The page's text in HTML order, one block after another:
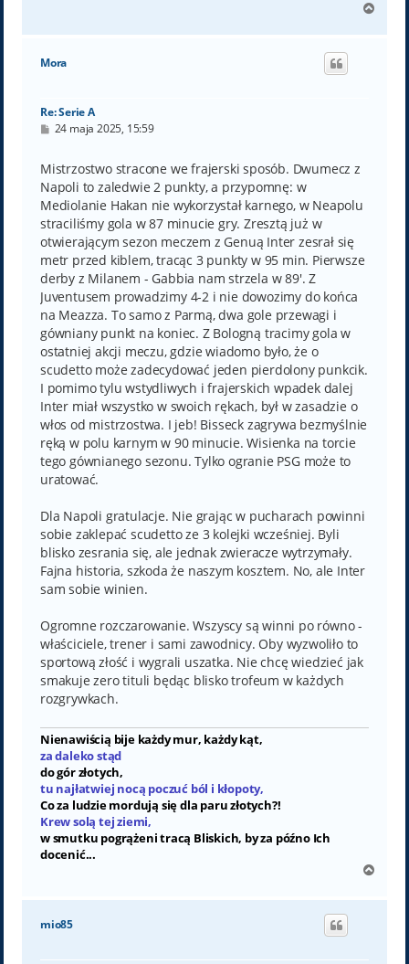
g
Mora
Re: Serie A
P
t
24 maja 2025, 15:59
Mistrzostwo stracone we frajerski sposób. Dwumecz z
Napoli to zaledwie 2 punkty, a przypomnę: w
Mediolanie Hakan nie wykorzystał karnego, w Neapolu
straciliśmy gola w 87 minucie gry. Zresztą już w
otwierającym sezon meczem z Genuą Inter zesrał się
metr przed kiblem, tracąc 3 punkty w 95 min. Pierwsze
derby z Milanem - Gabbia nam strzela w 89'. Z
Juventusem prowadzimy 4-2 i nie dowozimy do końca
na Meazza. To samo z Parmą, dwa gole przewagi i
gówniany punkt na koniec. Z Bologną tracimy gola w
ostatniej akcji meczu, gdzie wiadomo było, że o
scudetto może zadecydować jeden pierdolony punkcik.
I pomimo tylu wstydliwych i frajerskich wpadek dalej
Inter miał wszystko w swoich rękach, był w zasadzie o
włos od mistrzostwa. I jeb! Bisseck zagrywa bezmyślnie
ręką w polu karnym w 90 minucie. Wisienka na torcie
tego gównianego sezonu. Tylko ogranie PSG może to
uratować.
Dla Napoli gratulacje. Nie grając w pucharach powinni
sobie zaklepać scudetto ze 3 kolejki wcześniej. Byli
blisko zesrania się, ale jednak zwieracze wytrzymały.
Fajna historia, szkoda że naszym kosztem. No, ale Inter
sam sobie winien.
Ogromne rozczarowanie. Wszyscy są winni po równo -
właściciele, trener i sami zawodnicy. Oby wyzwoliło to
sportową złość i wygrali uszatka. Nie chcę wiedzieć jak
smakuje zero tituli będąc blisko trofeum w każdych
rozgrywkach.
Nienawiścią bije każdy mur, każdy kąt,
za daleko stąd
do gór złotych,
tu najłatwiej nocą poczuć ból i kłopoty,
Co za ludzie mordują się dla paru złotych?!
Krew solą tej ziemi,
w smutku pogrążeni tracą Bliskich, by za późno Ich
docenić...
g
mio85